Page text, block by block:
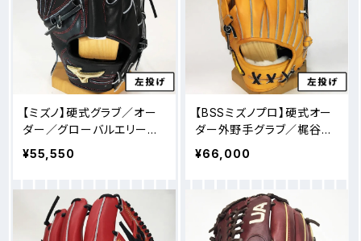
【ミズノ】硬式グラブ／オー
ダー／グローバルエリート
／H-selection∞（インフィ
ニティ）／松井裕樹モデル／
¥55,550
【BSSミズノプロ】硬式オー
ダー外野手グラブ／梶谷モ
デル／左投げ
¥66,000